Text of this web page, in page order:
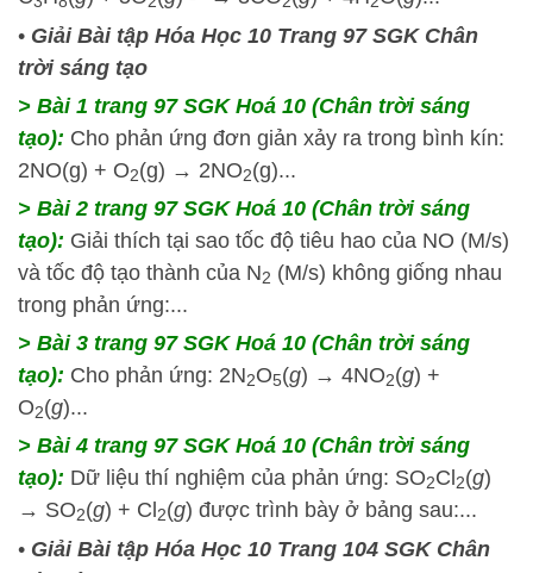
• Giải Bài tập Hóa Học 10 Trang 97 SGK Chân
trời sáng tạo
> Bài 1 trang 97 SGK Hoá 10 (Chân trời sáng
tạo): Cho phản ứng đơn giản xảy ra trong bình kín:
2NO(g) + O2(g) → 2NO2(g)...
> Bài 2 trang 97 SGK Hoá 10 (Chân trời sáng
tạo): Giải thích tại sao tốc độ tiêu hao của NO (M/s)
và tốc độ tạo thành của N2 (M/s) không giống nhau
trong phản ứng:...
> Bài 3 trang 97 SGK Hoá 10 (Chân trời sáng
tạo): Cho phản ứng: 2N2O5(g) → 4NO2(g) +
O2(g)...
> Bài 4 trang 97 SGK Hoá 10 (Chân trời sáng
tạo): Dữ liệu thí nghiệm của phản ứng: SO2Cl 2(g)
→ SO2(g) + Cl 2(g) được trình bày ở bảng sau:...
• Giải Bài tập Hóa Học 10 Trang 104 SGK Chân